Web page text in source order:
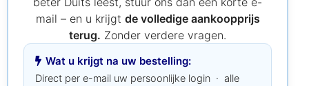
mail – en u krijgt de volledige aankoopprijs
terug. Zonder verdere vragen.
Wat u krijgt na uw bestelling:
Direct per e-mail uw persoonlijke login · alle